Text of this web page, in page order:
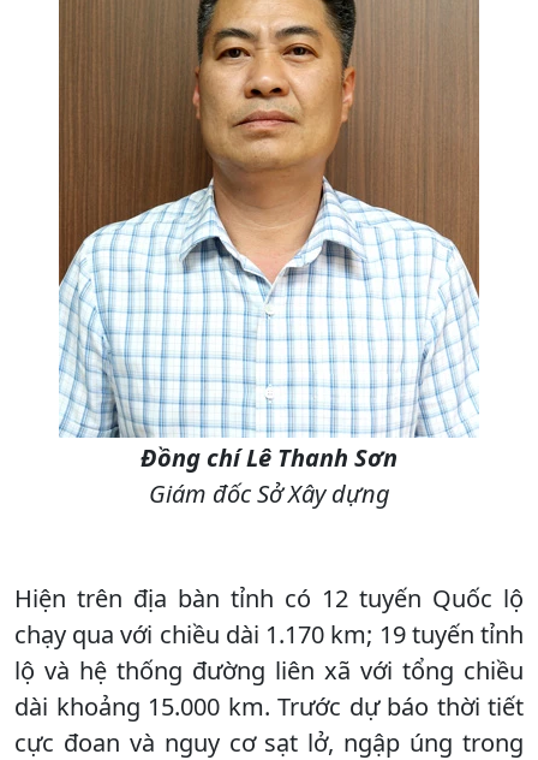
Đồng chí Lê Thanh Sơn
Giám đốc Sở Xây dựng
Hiện trên địa bàn tỉnh có 12 tuyến Quốc lộ
chạy qua với chiều dài 1.170 km; 19 tuyến tỉnh
lộ và hệ thống đường liên xã với tổng chiều
dài khoảng 15.000 km. Trước dự báo thời tiết
cực đoan và nguy cơ sạt lở, ngập úng trong